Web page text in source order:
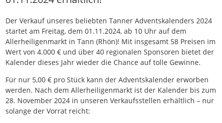
Der Verkauf unseres beliebten Tanner Adventskalenders 2024
startet am Freitag, dem 01.11.2024, ab 10 Uhr auf dem
Allerheiligenmarkt in Tann (Rhön)! Mit insgesamt 58 Preisen im
Wert von 4.000 € und über 40 regionalen Sponsoren bietet der
Kalender dieses Jahr wieder die Chance auf tolle Gewinne.
Für nur 5,00 € pro Stück kann der Adventskalender erworben
werden. Nach dem Allerheiligenmarkt ist der Kalender bis zum
28. November 2024 in unseren Verkaufsstellen erhältlich – nur
solange der Vorrat reicht: